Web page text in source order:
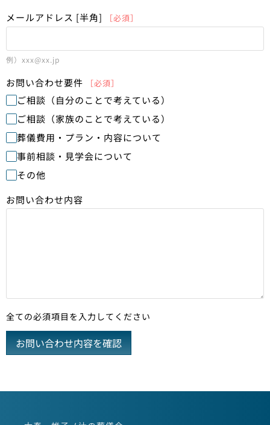
メールアドレス [半角] ［必須］
例）xxx@xx.jp
お問い合わせ要件 ［必須］
ご相談（自分のことで考えている）
ご相談（家族のことで考えている）
葬儀費用・プラン・内容について
事前相談・見学会について
その他
お問い合わせ内容
全ての必須項目を入力してください
お問い合わせ内容を確認